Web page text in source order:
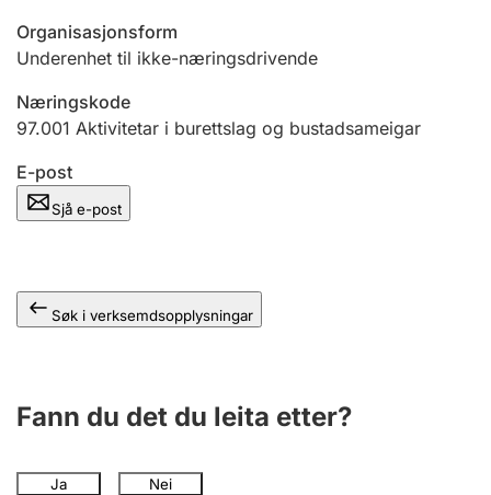
Organisasjonsform
Underenhet til ikke-næringsdrivende
Næringskode
97.001 Aktivitetar i burettslag og bustadsameigar
E-post
Sjå e-post
Søk i verksemdsopplysningar
Fann du det du leita etter?
Ja Nei